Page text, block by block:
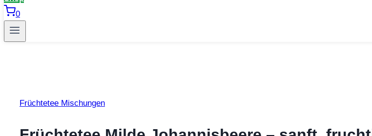
0
Früchtetee Mischungen